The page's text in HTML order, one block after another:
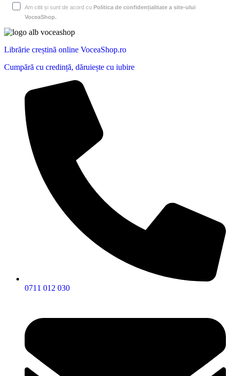
Am citit și sunt de acord cu Politica de confidențialitate a site-ului
VoceaShop.
Librărie creștină online VoceaShop.ro
Cumpără cu credință, dăruiește cu iubire
0711 012 030